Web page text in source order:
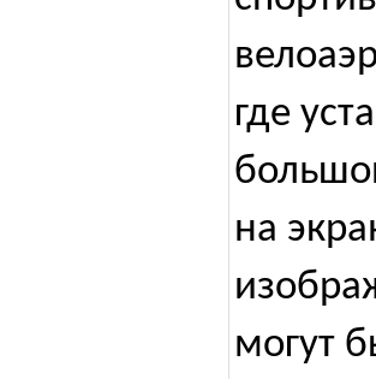
где
на
могут